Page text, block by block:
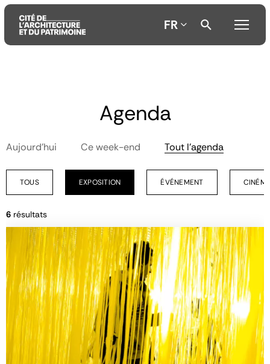
FR
Agenda
Aujourd'hui Ce week-end Tout l'agenda
TOUS EXPOSITION ÉVÉNEMENT
6 résultats